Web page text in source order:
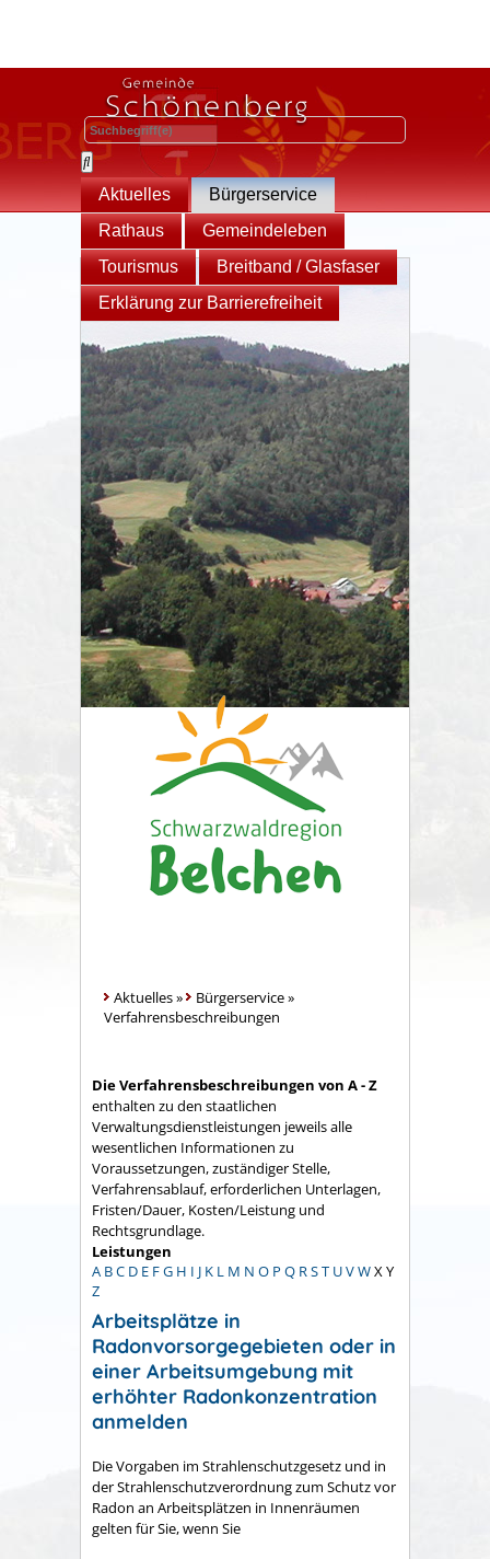
Aktuelles
Bürgerservice
Rathaus
Gemeindeleben
Tourismus
Breitband / Glasfaser
Erklärung zur Barrierefreiheit
Aktuelles» Bürgerservice»
Verfahrensbeschreibungen
Die Verfahrensbeschreibungen von A - Z
enthalten zu den staatlichen
Verwaltungsdienstleistungen jeweils alle
wesentlichen Informationen zu
Voraussetzungen, zuständiger Stelle,
Verfahrensablauf, erforderlichen Unterlagen,
Fristen/Dauer, Kosten/Leistung und
Rechtsgrundlage.
Leistungen
A BC D E FG H I J K L M N O P Q RST UVWX Y
Z
Arbeitsplätze in
Radonvorsorgegebieten oder in
einer Arbeitsumgebung mit
erhöhter Radonkonzentration
anmelden
Die Vorgaben im Strahlenschutzgesetz und in
der Strahlenschutzverordnungzum Schutz vor
Radon an Arbeitsplätzen in Innenräumen
gelten für Sie, wenn Sie